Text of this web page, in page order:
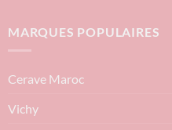
MARQUES POPULAIRES
Cerave Maroc
Vichy